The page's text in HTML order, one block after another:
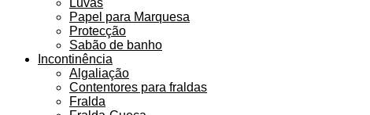
Luvas
Papel para Marquesa
Protecção
Sabão de banho
Incontinência
Algaliação
Contentores para fraldas
Fralda